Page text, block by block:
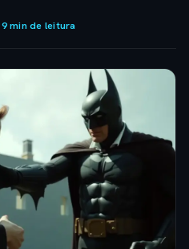
9 min de leitura